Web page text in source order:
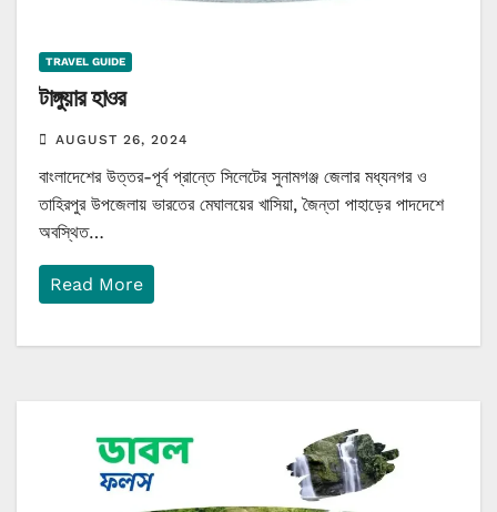
TRAVEL GUIDE
টাঙ্গুয়ার হাওর
AUGUST 26, 2024
বাংলাদেশের উত্তর-পূর্ব প্রান্তে সিলেটের সুনামগঞ্জ জেলার মধ্যনগর ও
তাহিরপুর উপজেলায় ভারতের মেঘালয়ের খাসিয়া, জৈন্তা পাহাড়ের পাদদেশে
অবস্থিত…
Read More